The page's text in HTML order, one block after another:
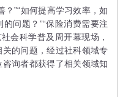
”“如何提高学习效率，如
问题？”“保险消费需要注
会科学普及周开幕现场，
的问题，经过社科领域专
询者都获得了相关领域知